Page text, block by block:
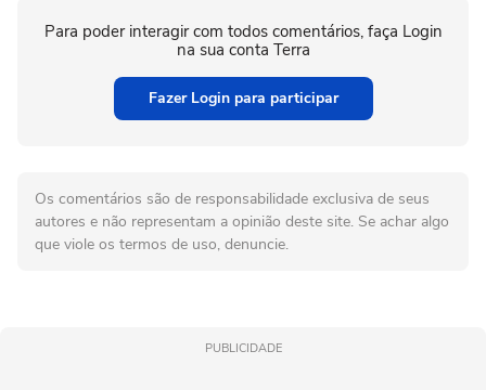
Para poder interagir com todos comentários, faça Login
na sua conta Terra
Fazer Login para participar
Os comentários são de responsabilidade exclusiva de seus
autores e não representam a opinião deste site. Se achar algo
que viole os termos de uso, denuncie.
PUBLICIDADE